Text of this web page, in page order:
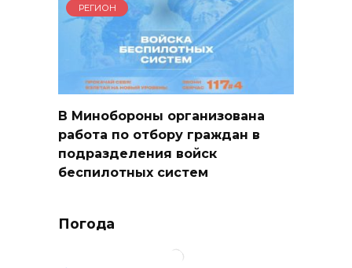
РЕГИОН
В Минобороны организована
работа по отбору граждан в
подразделения войск
беспилотных систем
Погода